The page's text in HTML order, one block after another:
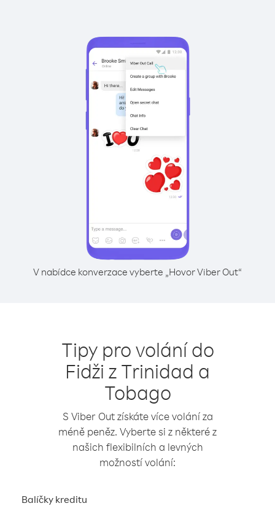
V nabídce konverzace vyberte „Hovor Viber Out“
Tipy pro volání do
Fidži z Trinidad a
Tobago
S Viber Out získáte více volání za
méně peněz. Vyberte si z některé z
našich flexibilních a levných
možností volání:
Balíčky kreditu